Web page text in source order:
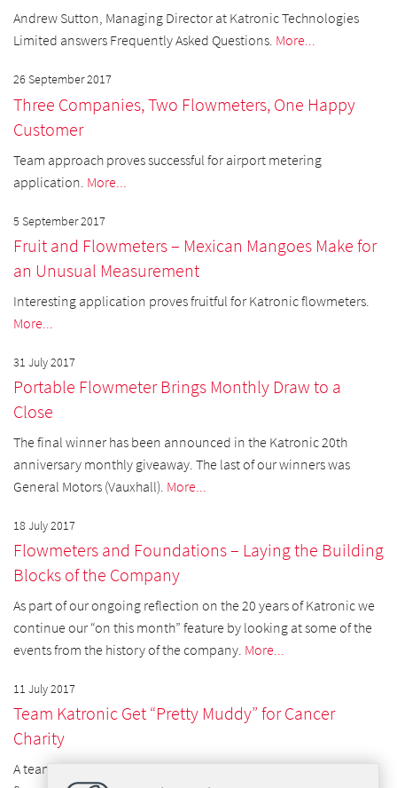
Andrew Sutton, Managing Director at Katronic Technologies
Limited answers Frequently Asked Questions. More...
26 September 2017
Three Companies, Two Flowmeters, One Happy
Customer
Team approach proves successful for airport metering
application. More...
5 September 2017
Fruit and Flowmeters – Mexican Mangoes Make for
an Unusual Measurement
Interesting application proves fruitful for Katronic flowmeters.
More...
31 July 2017
Portable Flowmeter Brings Monthly Draw to a
Close
The final winner has been announced in the Katronic 20th
anniversary monthly giveaway. The last of our winners was
General Motors (Vauxhall). More...
18 July 2017
Flowmeters and Foundations – Laying the Building
Blocks of the Company
As part of our ongoing reflection on the 20 years of Katronic we
continue our “on this month” feature by looking at some of the
events from the history of the company. More...
11 July 2017
Team Katronic Get “Pretty Muddy” for Cancer
Charity
A team from Katronic Technologies took time away from